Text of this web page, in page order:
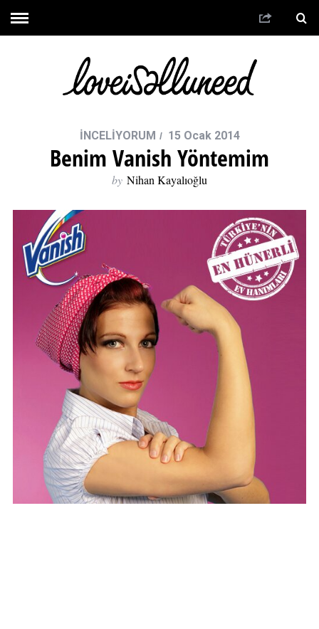
İNCELİYORUM 15 Ocak 2014
Benim Vanish Yöntemim
by Nihan Kayalıoğlu